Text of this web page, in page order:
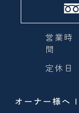
営業時
間
定休日
オーナー様へ